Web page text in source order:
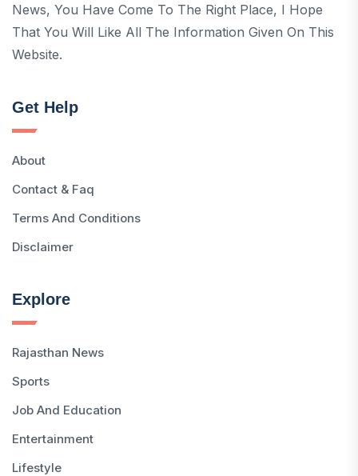
News, You Have Come To The Right Place, I Hope
That You Will Like All The Information Given On This
Website.
Get Help
About
Contact & Faq
Terms And Conditions
Disclaimer
Explore
Rajasthan News
Sports
Job And Education
Entertainment
Lifestyle